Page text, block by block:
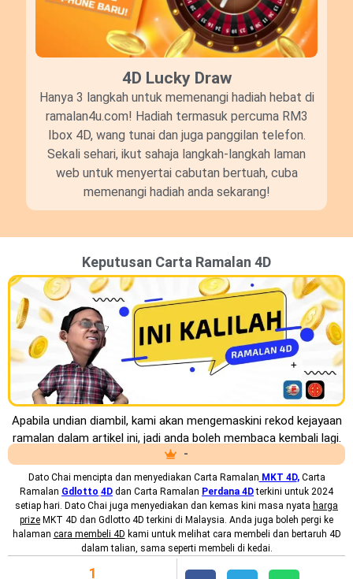
4D Lucky Draw​
Hanya 3 langkah untuk memenangi hadiah hebat di
ramalan4u.com! Hadiah termasuk percuma RM3
Ibox 4D, wang tunai dan juga panggilan telefon.
Sekali sehari, ikut sahaja langkah-langkah laman
web untuk menyertai cabutan bertuah, cuba
memenangi hadiah anda sekarang!
Keputusan Carta Ramalan 4D
Apabila undian diambil, kami akan mengemaskini rekod kejayaan
ramalan dalam artikel ini, jadi anda boleh membaca kembali lagi.
-
Dato Chai mencipta dan menyediakan Carta Ramalan MKT 4D,Carta
Ramalan Gdlotto 4D dan Carta Ramalan Perdana 4D terkini untuk 2024
setiap hari. Dato Chai juga menyediakan dan kemas kini masa nyata harga
prize MKT 4D dan Gdlotto 4D terkini di Malaysia. Anda juga boleh pergi ke
halaman cara membeli 4D kami untuk melihat cara membeli dan bertaruh 4D
dalam talian, sama seperti membeli di kedai.
1